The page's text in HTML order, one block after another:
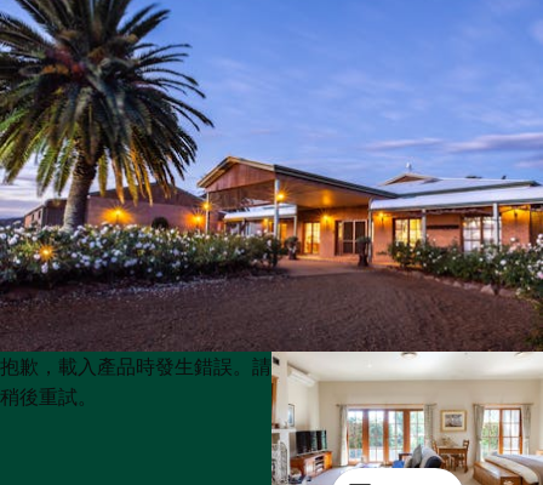
Product
List
Product
List
抱歉，載入產品時發生錯誤。請
稍後重試。